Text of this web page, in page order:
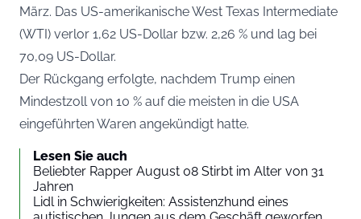
März. Das US-amerikanische West Texas Intermediate
(WTI) verlor 1,62 US-Dollar bzw. 2,26 % und lag bei
70,09 US-Dollar.
Der Rückgang erfolgte, nachdem Trump einen
Mindestzoll von 10 % auf die meisten in die USA
eingeführten Waren angekündigt hatte.
Lesen Sie auch
Beliebter Rapper August 08 Stirbt im Alter von 31
Jahren
Lidl in Schwierigkeiten: Assistenzhund eines